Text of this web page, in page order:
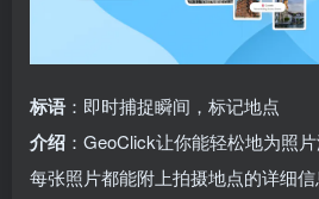
标语 ：即时捕捉瞬间，标记地点
介绍 ：GeoClick让你能轻松地为照
每张照片都能附上拍摄地点的详细